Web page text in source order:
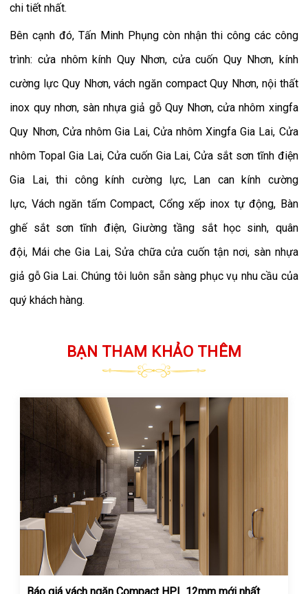
chi tiết nhất.
Bên cạnh đó,Tấn Minh Phụng còn nhận thi công các công
trình: cửa nhôm kính Quy Nhơn, cửa cuốn Quy Nhơn, kính
cường lực Quy Nhơn,vách ngăn compact Quy Nhơn, nội thất
inox quy nhơn, sàn nhựa giả gỗ Quy Nhơn,cửa nhôm xingfa
Quy Nhơn, Cửa nhôm Gia Lai,Cửa nhôm Xingfa Gia Lai, Cửa
nhôm Topal Gia Lai, Cửa cuốn Gia Lai,Cửa sắt sơn tĩnh điện
Gia Lai,thi công kính cường lực, Lan can kính cường
lực, Vách ngăn tấm Compact, Cổng xếp inox tự động, Bàn
ghế sắt sơn tĩnh điện,Giường tầng sắt học sinh, quân
đội, Mái che Gia Lai, Sửa chữa cửa cuốn tận nơi, sàn nhựa
giả gỗ Gia Lai. Chúng tôi luôn sẵn sàng phục vụ nhu cầu của
quý khách hàng.
BẠN THAM KHẢO THÊM